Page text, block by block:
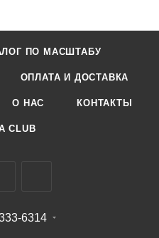
ПО МАСШТАБУ
ОПЛАТА И ДОСТАВКА
О НАС КОНТАКТЫ
CLUB
6314